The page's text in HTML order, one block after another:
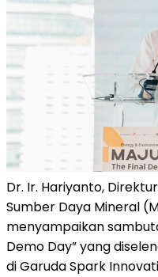
Dr. Ir. Hariyanto,
Sumber Daya Mineral
menyampaikan
Demo Day” yang
di Garuda Spark